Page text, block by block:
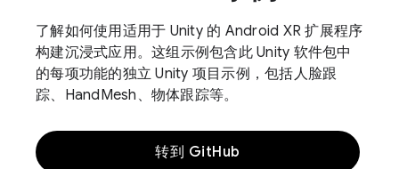
了解如何使用适用于 Unity 的 Android XR 扩展程序
构建沉浸式应用。这组示例包含此 Unity 软件包中
的每项功能的独立 Unity 项目示例，包括人脸跟
踪、HandMesh、物体跟踪等。
转到 GitHub